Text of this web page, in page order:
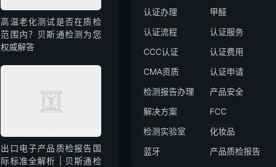
高温老化测试是否在质检
范围内？贝斯通检测为您
权威解答
出口电子产品质检报告国
际标准全解析 | 贝斯通检
认证办理
甲醛
认证流程
认证服务
CCC认证
认证费用
CMA资质
认证申请
检测报告办理
产品安全
解决方案
FCC
检测实验室
化妆品
蓝牙
产品质检报告